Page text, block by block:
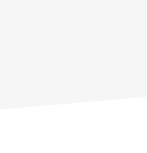
כבדים עם מנוף בפרדס